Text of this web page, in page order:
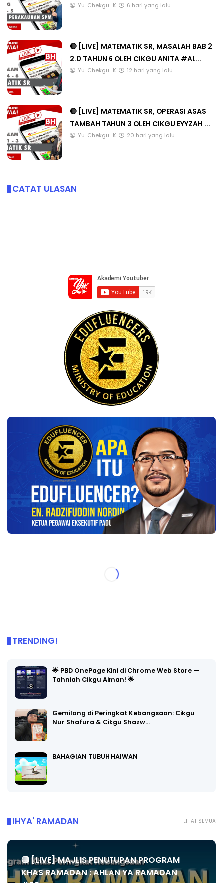
Yu. Chekgu LK 6 hari yang lalu
🔴 [LIVE] MATEMATIK SR, MASALAH BAB 2
2.0 TAHUN 6 OLEH CIKGU ANITA #AL...
Yu. Chekgu LK 12 hari yang lalu
🔴 [LIVE] MATEMATIK SR, OPERASI ASAS
TAMBAH TAHUN 3 OLEH CIKGU EYYZAH ...
Yu. Chekgu LK 20 hari yang lalu
CATAT ULASAN
TRENDING!
🌟 PBD OnePage Kini di Chrome Web Store —
Tahniah Cikgu Aiman! 🌟
Gemilang di Peringkat Kebangsaan: Cikgu
Nur Shafura & Cikgu Shazw…
BAHAGIAN TUBUH HAIWAN
LIHAT SEMUA
IHYA' RAMADAN
🔴 [LIVE] MAJLIS PENUTUPAN PROGRAM
KHAS RAMADAN : AHLAN YA RAMADAN